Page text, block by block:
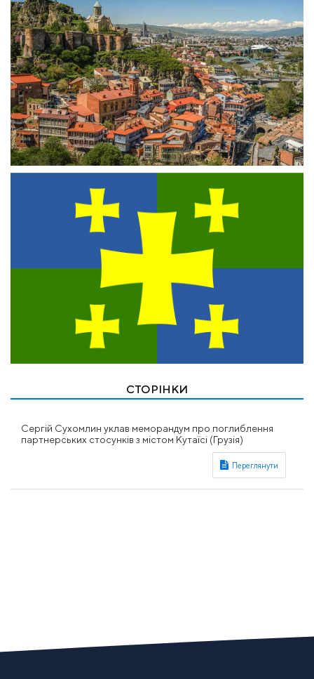
СТОРІНКИ
Сергій Сухомлин уклав меморандум про поглиблення
партнерських стосунків з містом Кутаїсі (Грузія)